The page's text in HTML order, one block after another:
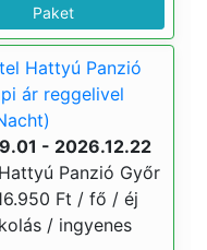
Paket
Hattyú Panzió
ár reggelivel
- 2026.12.22
Panzió Győr
Ft / fő / éj
/ ingyenes